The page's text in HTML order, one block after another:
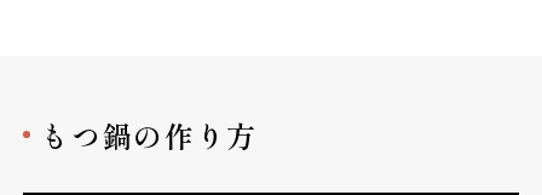
もつ鍋の作り方